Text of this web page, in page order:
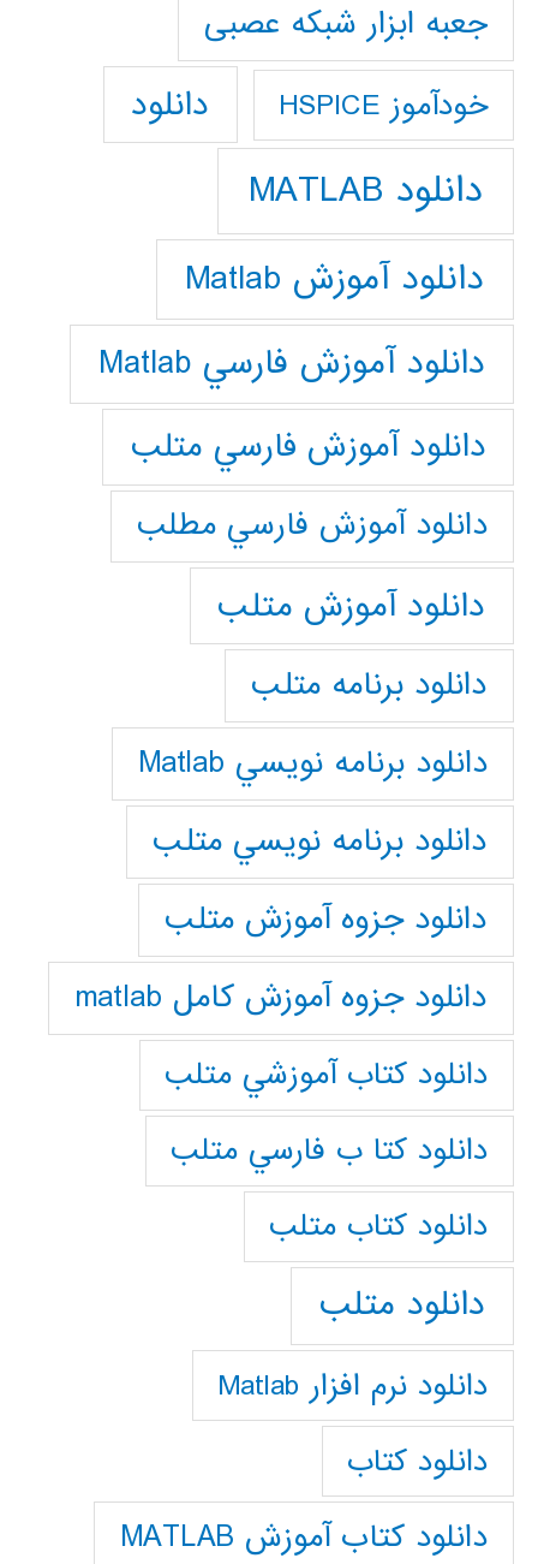
جعبه ابزار شبکه عصبی
خودآموز HSPICE دانلود
دانلود MATLAB
دانلود آموزش Matlab
دانلود آموزش فارسي Matlab
دانلود آموزش فارسي متلب
دانلود آموزش فارسي مطلب
دانلود آموزش متلب
دانلود برنامه متلب
دانلود برنامه نويسي Matlab
دانلود برنامه نويسي متلب
دانلود جزوه آموزش متلب
دانلود جزوه آموزش کامل matlab
دانلود كتاب آموزشي متلب
دانلود كتا ب فارسي متلب
دانلود كتاب متلب
دانلود متلب
دانلود نرم افزار Matlab
دانلود کتاب
دانلود کتاب آموزش MATLAB